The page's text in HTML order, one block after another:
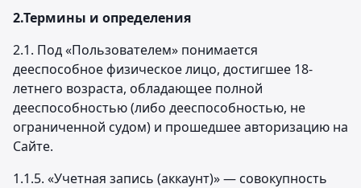
2.Термины и определения
2.1. Под «Пользователем» понимается
дееспособное физическое лицо, достигшее 18-
летнего возраста, обладающее полной
дееспособностью (либо дееспособностью, не
ограниченной судом) и прошедшее авторизацию на
Сайте.
1.1.5. «Учетная запись (аккаунт)» — совокупность